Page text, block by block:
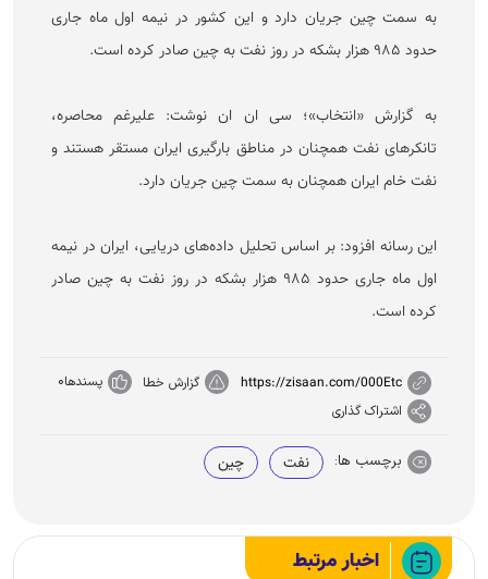
به سمت چین جریان دارد و این کشور در نیمه اول ماه جاری
حدود ۹۸۵ هزار بشکه در روز نفت به چین صادر کرده است.
به گزارش «انتخاب»؛ سی ان ان نوشت: علیرغم محاصره،
تانکر‌های نفت همچنان در مناطق بارگیری ایران مستقر هستند و
نفت خام ایران همچنان به سمت چین جریان دارد.
این رسانه افزود: بر اساس تحلیل داده‌های دریایی، ایران در نیمه
اول ماه جاری حدود ۹۸۵ هزار بشکه در روز نفت به چین صادر
کرده است.
https://zisaan.com/000Etc گزارش خطا پسندها0
اشتراک گذاری
برچسب ها: نفت چین
اخبار مرتبط